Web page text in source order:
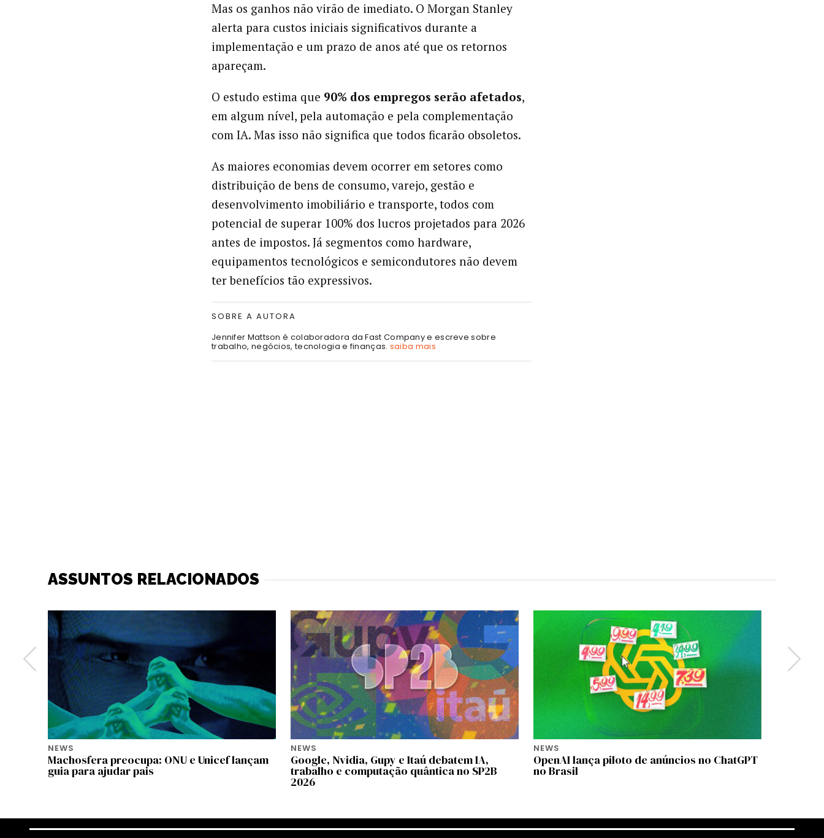
Mas os ganhos não virão de imediato. O Morgan Stanley
alerta para custos iniciais significativos durante a
implementação e um prazo de anos até que os retornos
apareçam.
O estudo estima que 90% dos empregos serão afetados,
em algum nível, pela automação e pela complementação
com IA. Mas isso não significa que todos ficarão obsoletos.
As maiores economias devem ocorrer em setores como
distribuição de bens de consumo, varejo, gestão e
desenvolvimento imobiliário e transporte, todos com
potencial de superar 100% dos lucros projetados para 2026
antes de impostos. Já segmentos como hardware,
equipamentos tecnológicos e semicondutores não devem
ter benefícios tão expressivos.
SOBRE A AUTORA
Jennifer Mattson é colaboradora da Fast Company e escreve sobre
trabalho, negócios, tecnologia e finanças. saiba mais
ASSUNTOS RELACIONADOS
NEWS
Machosfera preocupa: ONU e Unicef lançam
guia para ajudar pais
NEWS
Google, Nvidia, Gupy e Itaú debatem IA,
trabalho e computação quântica no SP2B
2026
NEWS
OpenAI lança piloto de anúncios no ChatGPT
no Brasil